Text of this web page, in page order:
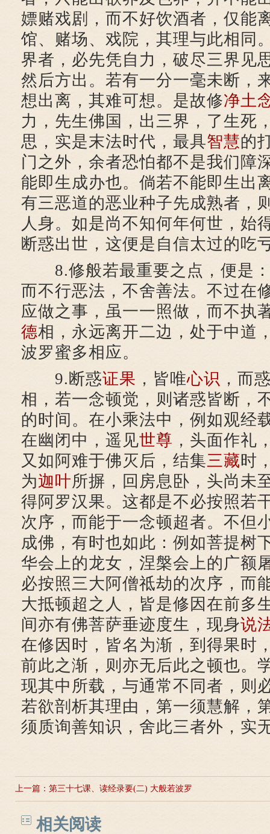
嫖赌戏剧，而不好饮酒者，仅能
馆、赌场、戏院，其理与此相同
界者，必先凭自力，破尽三界见
然后方出。若有一分一毫未断，
想出离，其难可想。是故修净土
力，先生佛国，出三界，了生死
思，实是末法时代，最具智慧的
门之外，余者恐怕都不是我们障
能即生成办也。倘若不能即生出
有三恶道的恶业种子先成熟者，
人身。如是尚不知何年何世，始
断惑出世，这便是自信太过的吃
8.修般若最重要之点，便是：
而不行恶法，不舍善法。不过在
应做之事，虽一一照做，而不执
德相，永远离开二边，处于中道
波罗蜜多相应。
9.断惑证果 ，皆唯心识 ，而
相，若一念顿觉，则诸惑皆断，
的时间。在小乘法中，例如观经
在幽闭中，遥见世尊 ，头面作礼
又如阿难于佛灭后，结集三藏时
为迦叶所摒，回房息卧，头尚未
得阿罗汉果。这都是不必按照若
次序，而能于一念顿超者。不但
成佛，有时也如此：例如菩提树
华会上的龙女，涅槃会上的广额
必按照三大阿僧祗劫的次序，而
大抵顿超之人，皆是修因在前多
间亦有佛菩萨垂迹度生，现身说
在修因时，皆名为渐，到得果时
前此之渐，则亦无后此之顿也。
现其中所载，与通常不同者，则
若欲剖析其理由，第一须慧解，
须质询善知识，舍此三者外，实
上一篇： 第三十七课、读经录要(二) 大般若波罗
相关阅读